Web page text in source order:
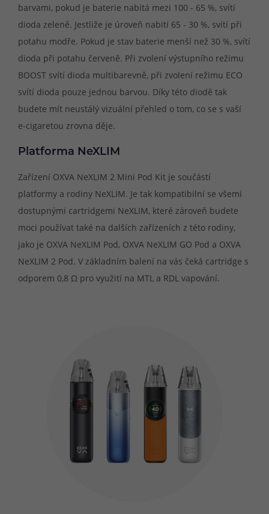
barvami, pokud je baterie nabitá mezi 100 - 65 %, svítí
dioda zeleně. Jestliže je úroveň nabití 65 - 30 %, svítí při
potahu modře. Pokud je stav baterie menší než 30 %, svítí
dioda při potahu červeně. Při zvolení výstupního režimu
BOOST svítí dioda multibarevně, při zvolení režimu ECO
svítí dioda pouze jednou barvou. Díky této diodě tak
budete mít neustálý vizuální přehled o tom, co se s vaší
e-cigaretou zrovna děje.
Platforma NeXLIM
Zařízení OXVA NeXLIM 2 Mini Pod Kit je součástí
platformy a rodiny NeXLIM. Je tak kompatibilní se všemi
dostupnými cartridgemi NeXLIM, které zároveň budete
moci používat také na dalších zařízeních z této rodiny,
jako je OXVA NeXLIM Pod, OXVA NeXLIM GO Pod a OXVA
NeXLIM 2 Pod. V základním balení na vás čeká cartridge s
odporem 0,8 Ω pro využití na MTL a RDL vapování.